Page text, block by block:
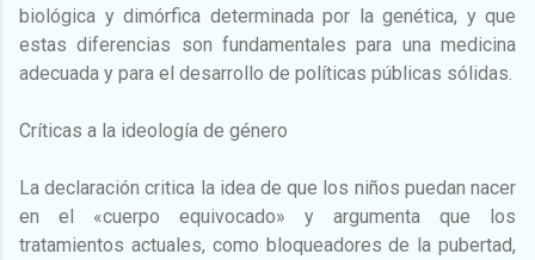
biológica y dimórfica determinada por la genética, y que
estas diferencias son fundamentales para una medicina
adecuada y para el desarrollo de políticas públicas sólidas.
Críticas a la ideología de género
La declaración critica la idea de que los niños puedan nacer
en el «cuerpo equivocado» y argumenta que los
tratamientos actuales, como bloqueadores de la pubertad,